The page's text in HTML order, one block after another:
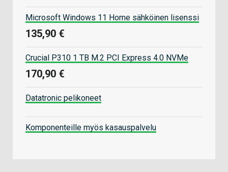
Microsoft Windows 11 Home sähköinen lisenssi
135,90 €
Crucial P310 1 TB M.2 PCI Express 4.0 NVMe
170,90 €
Datatronic pelikoneet
Komponenteille myös kasauspalvelu